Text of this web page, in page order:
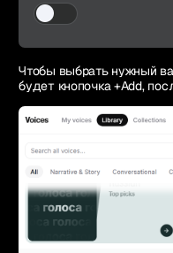
Чтобы выбрать нужный
будет кнопочка +Add,